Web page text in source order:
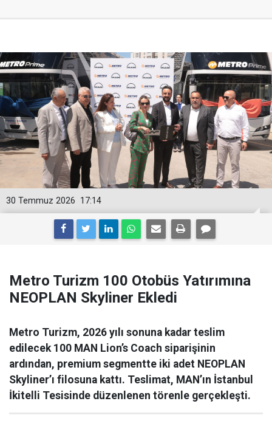
17:14
30 Temmuz 2026
Metro Turizm 100 Otobüs Yatırımına
NEOPLAN Skyliner Ekledi
Metro Turizm, 2026 yılı sonuna kadar teslim
edilecek 100 MAN Lion’s Coach siparişinin
ardından, premium segmentte iki adet NEOPLAN
Skyliner’ı filosuna kattı. Teslimat, MAN’ın İstanbul
İkitelli Tesisinde düzenlenen törenle gerçekleşti.